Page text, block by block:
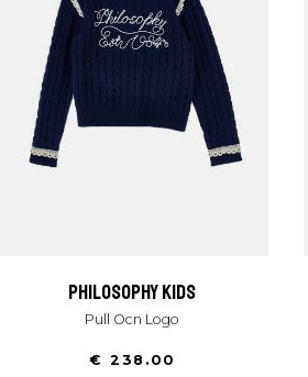
philosophy kids
Pull Ocn Logo
€ 238.00